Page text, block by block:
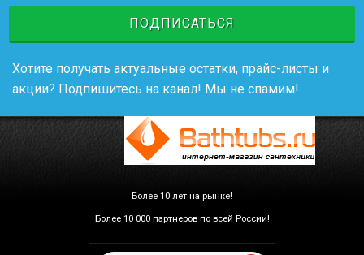
ПОДПИСАТЬСЯ
Хотите получать актуальные остатки, прайс-листы и
акции? Подпишитесь на канал! Мы не спамим!
Более 10 лет на рынке!
Более 10 000 партнеров по всей России!